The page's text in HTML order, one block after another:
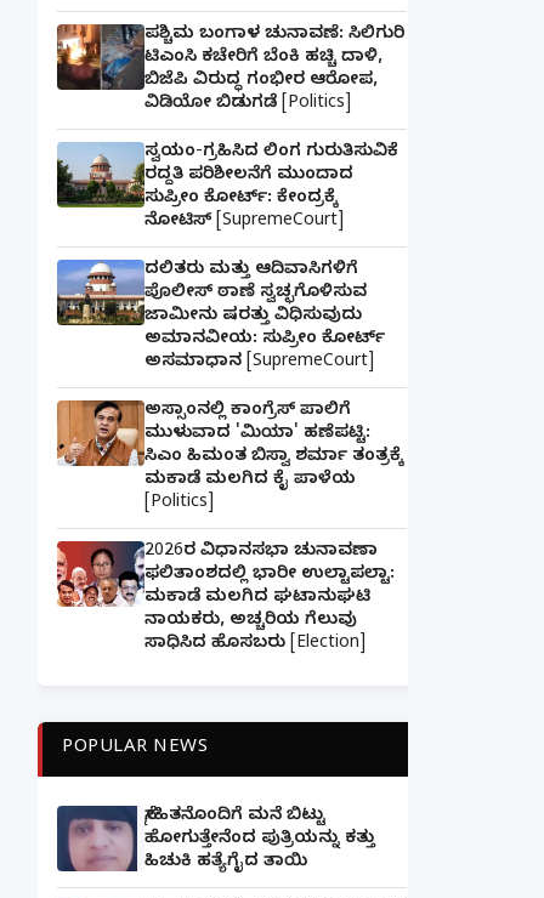
ಪಶ್ಚಿಮ ಬಂಗಾಳ ಚುನಾವಣೆ: ಸಿಲಿಗುರಿ
ಟಿಎಂಸಿ ಕಚೇರಿಗೆ ಬೆಂಕಿ ಹಚ್ಚಿ ದಾಳಿ,
ಬಿಜೆಪಿ ವಿರುದ್ಧ ಗಂಭೀರ ಆರೋಪ,
ವಿಡಿಯೋ ಬಿಡುಗಡೆ [Politics]
ಸ್ವಯಂ-ಗ್ರಹಿಸಿದ ಲಿಂಗ ಗುರುತಿಸುವಿಕೆ
ರದ್ದತಿ ಪರಿಶೀಲನೆಗೆ ಮುಂದಾದ
ಸುಪ್ರೀಂ ಕೋರ್ಟ್: ಕೇಂದ್ರಕ್ಕೆ
ನೋಟಿಸ್ [SupremeCourt]
ದಲಿತರು ಮತ್ತು ಆದಿವಾಸಿಗಳಿಗೆ
ಪೊಲೀಸ್ ಠಾಣೆ ಸ್ವಚ್ಛಗೊಳಿಸುವ
ಜಾಮೀನು ಷರತ್ತು ವಿಧಿಸುವುದು
ಅಮಾನವೀಯ: ಸುಪ್ರೀಂ ಕೋರ್ಟ್
ಅಸಮಾಧಾನ [SupremeCourt]
ಅಸ್ಸಾಂನಲ್ಲಿ ಕಾಂಗ್ರೆಸ್ ಪಾಲಿಗೆ
ಮುಳುವಾದ 'ಮಿಯಾ' ಹಣೆಪಟ್ಟಿ:
ಸಿಎಂ ಹಿಮಂತ ಬಿಸ್ವಾ ಶರ್ಮಾ ತಂತ್ರಕ್ಕೆ
ಮಕಾಡೆ ಮಲಗಿದ ಕೈ ಪಾಳೆಯ
[Politics]
2026ರ ವಿಧಾನಸಭಾ ಚುನಾವಣಾ
ಫಲಿತಾಂಶದಲ್ಲಿ ಭಾರೀ ಉಲ್ಟಾಪಲ್ಟಾ:
ಮಕಾಡೆ ಮಲಗಿದ ಘಟಾನುಘಟಿ
ನಾಯಕರು, ಅಚ್ಚರಿಯ ಗೆಲುವು
ಸಾಧಿಸಿದ ಹೊಸಬರು [Election]
POPULAR NEWS
ಸ್ನೇಹಿತನೊಂದಿಗೆ ಮನೆ ಬಿಟ್ಟು
ಹೋಗುತ್ತೇನೆಂದ ಪುತ್ರಿಯನ್ನು ಕತ್ತು
ಹಿಚುಕಿ ಹತ್ಯೆಗೈದ ತಾಯಿ